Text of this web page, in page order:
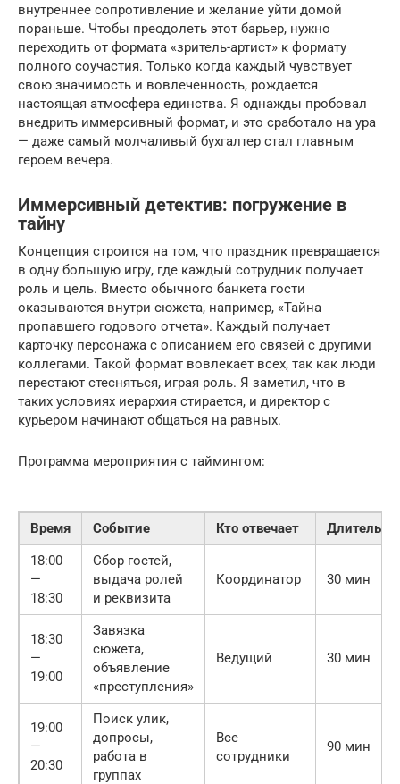
внутреннее сопротивление и желание уйти домой
пораньше. Чтобы преодолеть этот барьер, нужно
переходить от формата «зритель-артист» к формату
полного соучастия. Только когда каждый чувствует
свою значимость и вовлеченность, рождается
настоящая атмосфера единства. Я однажды пробовал
внедрить иммерсивный формат, и это сработало на ура
— даже самый молчаливый бухгалтер стал главным
героем вечера.
Иммерсивный детектив: погружение в
тайну
Концепция строится на том, что праздник превращается
в одну большую игру, где каждый сотрудник получает
роль и цель. Вместо обычного банкета гости
оказываются внутри сюжета, например, «Тайна
пропавшего годового отчета». Каждый получает
карточку персонажа с описанием его связей с другими
коллегами. Такой формат вовлекает всех, так как люди
перестают стесняться, играя роль. Я заметил, что в
таких условиях иерархия стирается, и директор с
курьером начинают общаться на равных.
Программа мероприятия с таймингом:
Время Событие Кто отвечает
18:00
—
18:30
Сбор гостей,
выдача ролей
и реквизита
Координатор 30 мин
18:30
—
19:00
Завязка
сюжета,
объявление
«преступления»
Ведущий 30 мин
19:00
—
20:30
Поиск улик,
допросы,
работа в
группах
Все
сотрудники
90 мин